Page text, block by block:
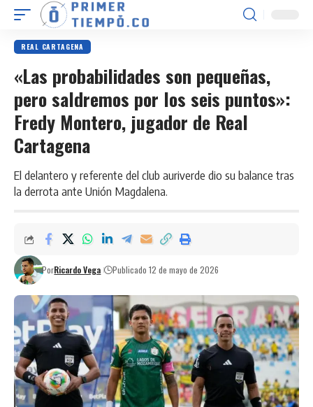
REAL CARTAGENA
«Las probabilidades son pequeñas,
pero saldremos por los seis puntos»:
Fredy Montero, jugador de Real
Cartagena
El delantero y referente del club auriverde dio su balance tras
la derrota ante Unión Magdalena.
PorRicardo Vega Publicado 12 de mayo de 2026